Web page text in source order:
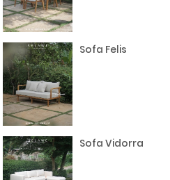
Sofa Felis
Sofa Vidorra